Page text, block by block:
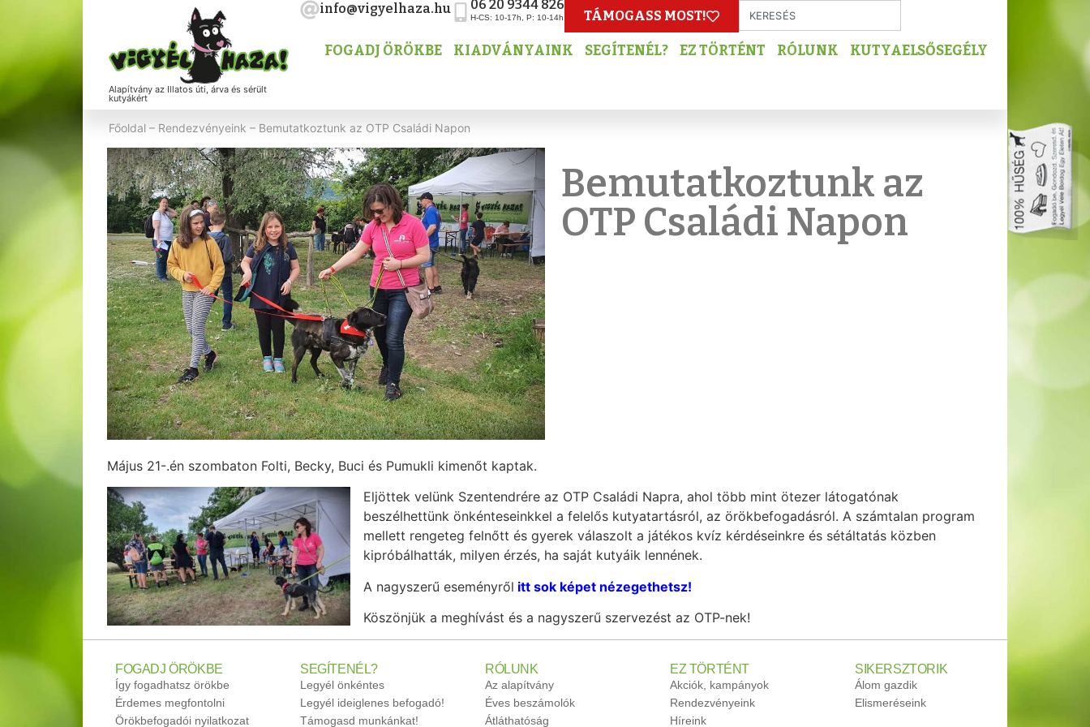
Alapítvány az Illatos úti, árva és sérült
kutyákért
info@vigyelhaza.hu 06 20 9344 826
H-CS: 10-17h, P: 10-14h TÁMOGASS MOST!
FOGADJ ÖRÖKBE KIADVÁNYAINK SEGÍTENÉL? EZ TÖRTÉNT RÓLUNK KUTYAELSŐSEGÉLY
Főoldal – Rendezvényeink – Bemutatkoztunk az OTP Családi Napon
Bemutatkoztunk az
OTP Családi Napon
Május 21-.én szombaton Folti, Becky, Buci és Pumukli kimenőt kaptak.
Eljöttek velünk Szentendrére az OTP Családi Napra, ahol több mint ötezer látogatónak
beszélhettünk önkénteseinkkel a felelős kutyatartásról, az örökbefogadásról. A számtalan program
mellett rengeteg felnőtt és gyerek válaszolt a játékos kvíz kérdéseinkre és sétáltatás közben
kipróbálhatták, milyen érzés, ha saját kutyáik lennének.
A nagyszerű eseményről itt sok képet nézegethetsz!
Köszönjük a meghívást és a nagyszerű szervezést az OTP-nek!
FOGADJ ÖRÖKBE
Így fogadhatsz örökbe
Érdemes megfontolni
Örökbefogadói nyilatkozat
SEGÍTENÉL?
Legyél önkéntes
Legyél ideiglenes befogadó!
Támogasd munkánkat!
RÓLUNK
Az alapítvány
Éves beszámolók
Átláthatóság
EZ TÖRTÉNT
Akciók, kampányok
Rendezvényeink
Híreink
SIKERSZTORIK
Álom gazdik
Elismeréseink